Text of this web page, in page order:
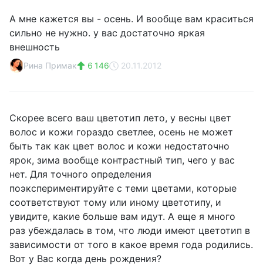
А мне кажется вы - осень. И вообще вам краситься
сильно не нужно. у вас достаточно яркая
внешность
Рина Примак 6 146 20.11.2012
Скорее всего ваш цветотип лето, у весны цвет
волос и кожи гораздо светлее, осень не может
быть так как цвет волос и кожи недостаточно
ярок, зима вообще контрастный тип, чего у вас
нет. Для точного определения
поэкспериментируйте с теми цветами, которые
соответствуют тому или иному цветотипу, и
увидите, какие больше вам идут. А еще я много
раз убеждалась в том, что люди имеют цветотип в
зависимости от того в какое время года родились.
Вот у Вас когда день рождения?